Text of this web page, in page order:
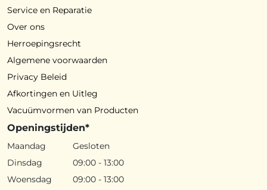
Service en Reparatie
Over ons
Herroepingsrecht
Algemene voorwaarden
Privacy Beleid
Afkortingen en Uitleg
Vacuümvormen van Producten
Openingstijden*
Maandag
Gesloten
Dinsdag
09:00 - 13:00
Woensdag
09:00 - 13:00